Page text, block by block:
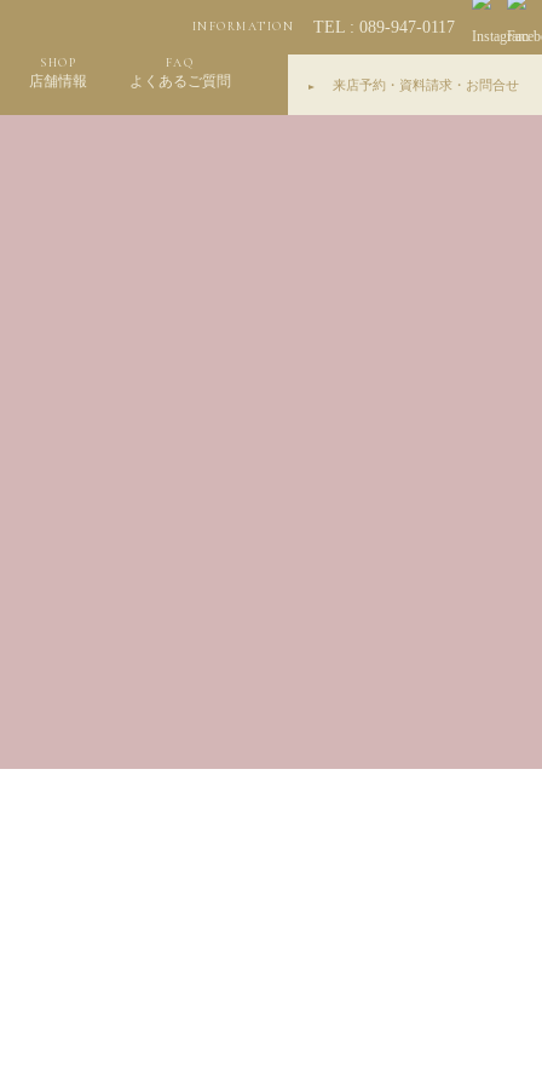
INFORMATION TEL : 089-947-0117
来店予約・資料請求・お問合せ
SHOP
店舗情報
FAQ
よくあるご質問